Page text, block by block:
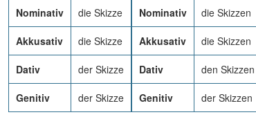
Nominativ
die Skizze
Akkusativ die Skizze
Dativ der Skizze
Genitiv der Skizze
Nominativ
die Skizzen
Akkusativ die Skizzen
Dativ den Skizzen
Genitiv der Skizzen